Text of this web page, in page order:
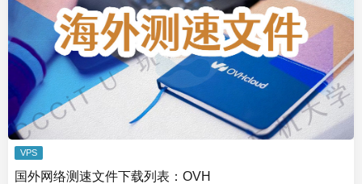
VPS
国外网络测速文件下载列表：OVH